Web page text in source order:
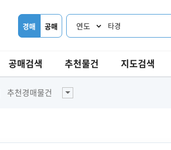
경매 공매 타경
공매검색 추천물건 지도검색
추천경매물건